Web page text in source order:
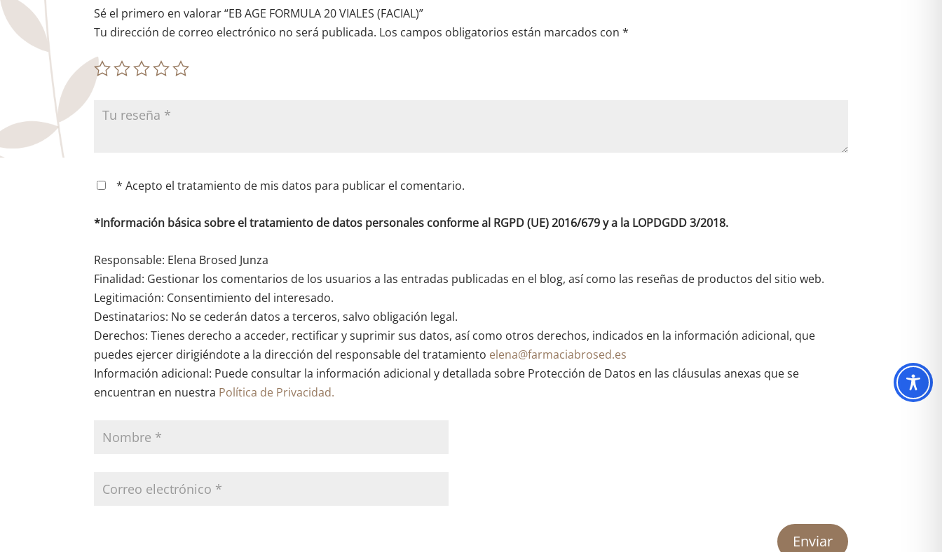
Sé el primero en valorar “EB AGE FORMULA 20 VIALES (FACIAL)”
Tu dirección de correo electrónico no será publicada. Los campos obligatorios están marcados con*
* Acepto el tratamiento de mis datos para publicar el comentario.
*Información básica sobre el tratamiento de datos personales conforme al RGPD (UE) 2016/679 y a la LOPDGDD 3/2018.
Responsable: Elena Brosed Junza
Finalidad: Gestionar los comentarios de los usuarios a las entradas publicadas en el blog, así como las reseñas de productos del sitio web.
Legitimación: Consentimiento del interesado.
Destinatarios: No se cederán datos a terceros, salvo obligación legal.
Derechos: Tienes derecho a acceder, rectificar y suprimir sus datos, así como otros derechos, indicados en la información adicional, que
puedes ejercer dirigiéndote a la dirección del responsable del tratamiento elena@farmaciabrosed.es
Información adicional: Puede consultar la información adicional y detallada sobre Protección de Datos en las cláusulas anexas que se
encuentran en nuestra Política de Privacidad.
Enviar